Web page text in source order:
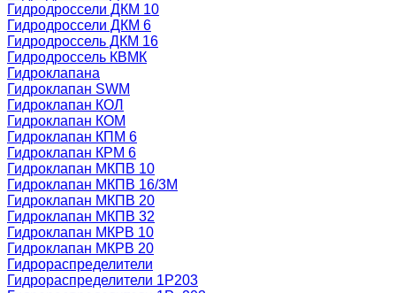
Гидродроссели ДКМ 10
Гидродроссели ДКМ 6
Гидродроссель ДКМ 16
Гидродроссель КВМК
Гидроклапана
Гидроклапан SWM
Гидроклапан КОЛ
Гидроклапан КОМ
Гидроклапан КПМ 6
Гидроклапан КРМ 6
Гидроклапан МКПВ 10
Гидроклапан МКПВ 16/3М
Гидроклапан МКПВ 20
Гидроклапан МКПВ 32
Гидроклапан МКРВ 10
Гидроклапан МКРВ 20
Гидрораспределители
Гидрораспределители 1Р203